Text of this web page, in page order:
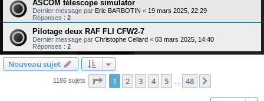
ASCOM télescope simulator
Dernier message par Eric BARBOTIN « 19 mars 2025, 22:29
Réponses : 2
Pilotage deux RAF FLI CFW2-7
Dernier message par Christophe Cellard « 03 mars 2025, 14:40
Réponses : 2
Nouveau sujet
1186 sujets Page 1sur48
1 2 3 4 5 48